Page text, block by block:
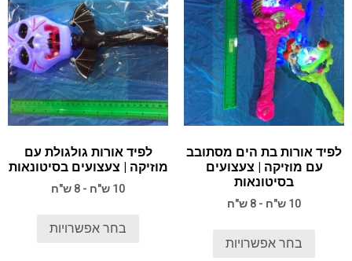
לפיד אורות בת הים מסתובב
עם מוזיקה | צעצועים
בסיטונאות
10 ש"ח - 8 ש"ח
בחר אפשרויות
לפיד אורות גולגולת עם
מוזיקה | צעצועים בסיטונאות
10 ש"ח - 8 ש"ח
בחר אפשרויות